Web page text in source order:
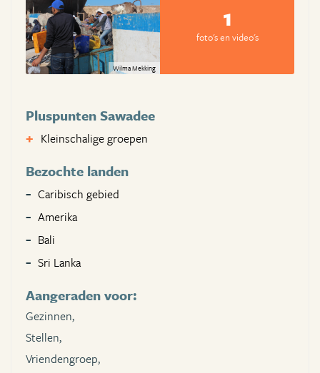
Wilma Mekking
1
foto's en video's
Pluspunten Sawadee
Kleinschalige groepen
Bezochte landen
Caribisch gebied
Amerika
Bali
Sri Lanka
Aangeraden voor:
Gezinnen,
Stellen,
Vriendengroep,